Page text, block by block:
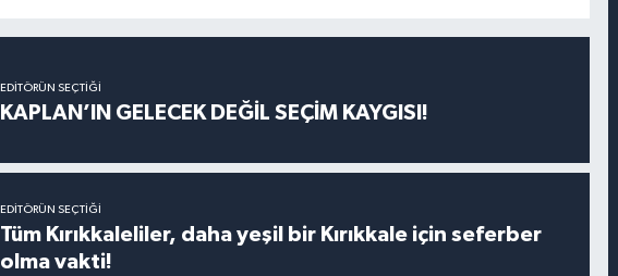
EDITÖRÜN SEÇTIĞI
KAPLAN’IN GELECEK DEĞİL SEÇİM KAYGISI!
EDITÖRÜN SEÇTIĞI
Tüm Kırıkkaleliler, daha yeşil bir Kırıkkale için seferber
olma vakti!